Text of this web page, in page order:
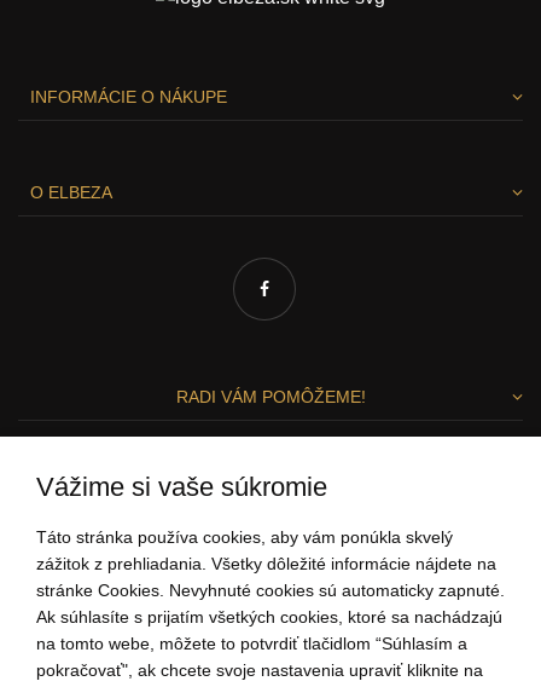
INFORMÁCIE O NÁKUPE
O ELBEZA
RADI VÁM POMÔŽEME!
Zuzka a Lenka
(Po - Pi: 9:00-15:00)
ahoj@elbeza.sk
Vážime si vaše súkromie
Táto stránka používa cookies, aby vám ponúkla skvelý
zážitok z prehliadania. Všetky dôležité informácie nájdete na
stránke Cookies. Nevyhnuté cookies sú automaticky zapnuté.
Ak súhlasíte s prijatím všetkých cookies, ktoré sa nachádzajú
na tomto webe, môžete to potvrdiť tlačidlom “Súhlasím a
pokračovať", ak chcete svoje nastavenia upraviť kliknite na